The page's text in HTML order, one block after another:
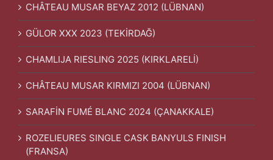
CHÂTEAU MUSAR BEYAZ 2012 (LÜBNAN)
GÜLOR XXX 2023 (TEKİRDAĞ)
CHAMLIJA RIESLING 2025 (KIRKLARELİ)
CHÂTEAU MUSAR KIRMIZI 2004 (LÜBNAN)
SARAFİN FUMÉ BLANC 2024 (ÇANAKKALE)
ROZELIEURES SINGLE CASK BANYULS FINISH
(FRANSA)